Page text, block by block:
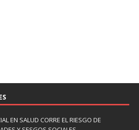
EN SALUD CORRE EL RIESGO DE